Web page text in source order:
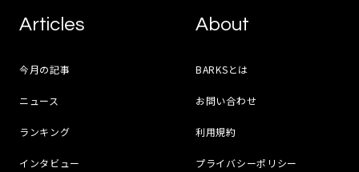
Articles
今月の記事
ニュース
ランキング
インタビュー
About
BARKSとは
お問い合わせ
利用規約
プライバシーポリシー